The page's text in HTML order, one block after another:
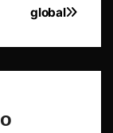
global